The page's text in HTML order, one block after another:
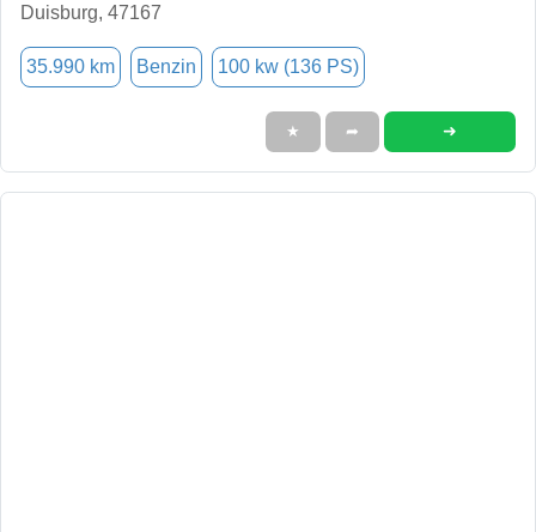
Duisburg, 47167
35.990 km Benzin 100 kw (136 PS)
★ ➦ ➜